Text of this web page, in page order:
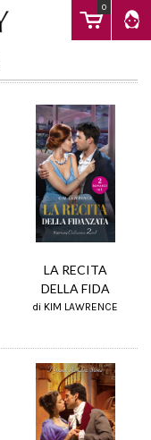
0
LA RECITA
DELLA FIDA
di KIM LAWRENCE